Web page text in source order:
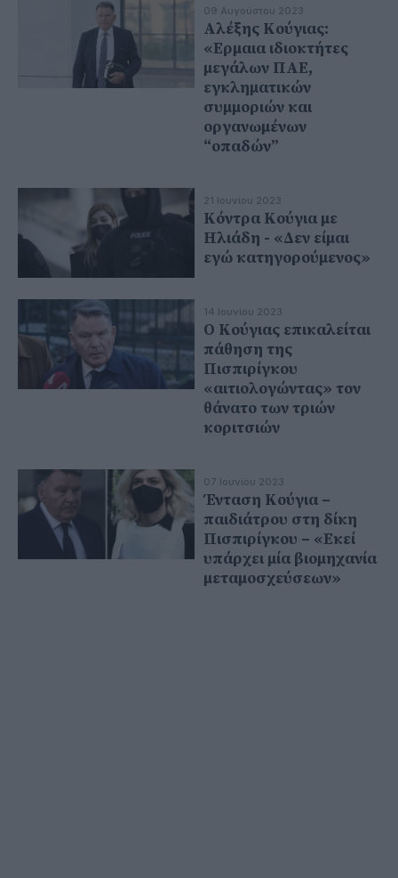
09 Αυγούστου 2023
Αλέξης Κούγιας:
«Ερμαια ιδιοκτήτες
μεγάλων ΠΑΕ,
εγκληματικών
συμμοριών και
οργανωμένων
“οπαδών”
21 Ιουνίου 2023
Κόντρα Κούγια με
Ηλιάδη - «Δεν είμαι
εγώ κατηγορούμενος»
14 Ιουνίου 2023
Ο Κούγιας επικαλείται
πάθηση της
Πισπιρίγκου
«αιτιολογώντας» τον
θάνατο των τριών
κοριτσιών
07 Ιουνίου 2023
Ένταση Κούγια –
παιδιάτρου στη δίκη
Πισπιρίγκου – «Εκεί
υπάρχει μία βιομηχανία
μεταμοσχεύσεων»